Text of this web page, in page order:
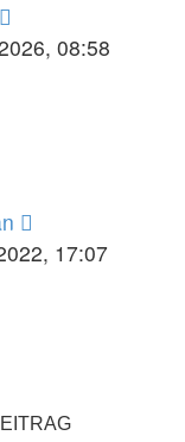
08:58
17:07